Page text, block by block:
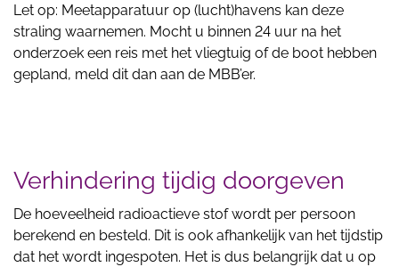
Let op: Meetapparatuur op (lucht)havens kan deze
straling waarnemen. Mocht u binnen 24 uur na het
onderzoek een reis met het vliegtuig of de boot hebben
gepland, meld dit dan aan de MBB’er.
Verhindering tijdig doorgeven
De hoeveelheid radioactieve stof wordt per persoon
berekend en besteld. Dit is ook afhankelijk van het tijdstip
dat het wordt ingespoten. Het is dus belangrijk dat u op